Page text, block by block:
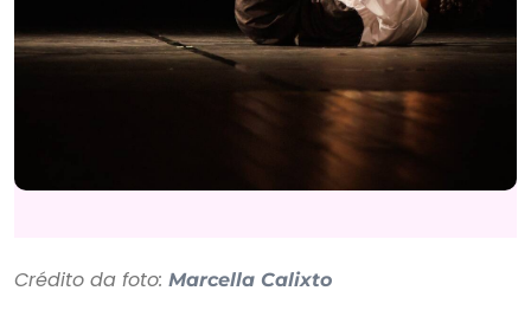
Crédito da foto: Marcella Calixto